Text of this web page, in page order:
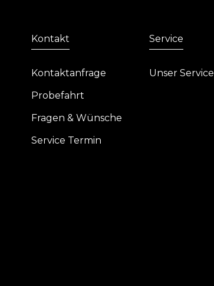
Kontakt
Kontaktanfrage
Probefahrt
Fragen & Wünsche
Service Termin
Service
Unser Service